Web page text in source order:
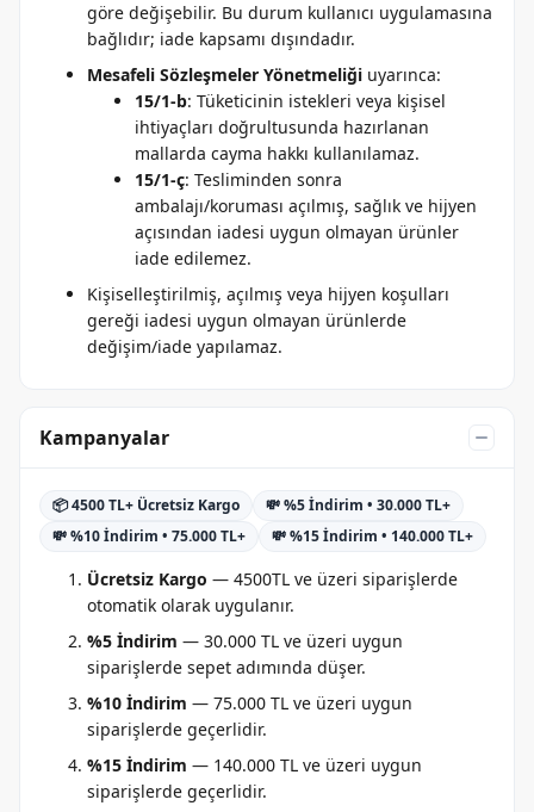
göre değişebilir. Bu durum kullanıcı uygulamasına
bağlıdır; iade kapsamı dışındadır.
Mesafeli Sözleşmeler Yönetmeliği uyarınca:
15/1-b: Tüketicinin istekleri veya kişisel
ihtiyaçları doğrultusunda hazırlanan
mallarda cayma hakkı kullanılamaz.
15/1-ç: Tesliminden sonra
ambalajı/koruması açılmış, sağlık ve hijyen
açısından iadesi uygun olmayan ürünler
iade edilemez.
Kişiselleştirilmiş, açılmış veya hijyen koşulları
gereği iadesi uygun olmayan ürünlerde
değişim/iade yapılamaz.
Kampanyalar
📦 4500 TL+ Ücretsiz Kargo
💸 %5 İndirim • 30.000 TL+
💸 %10 İndirim • 75.000 TL+
💸 %15 İndirim • 140.000 TL+
Ücretsiz Kargo — 4500TL ve üzeri siparişlerde
otomatik olarak uygulanır.
%5 İndirim — 30.000 TL ve üzeri uygun
siparişlerde sepet adımında düşer.
%10 İndirim — 75.000 TL ve üzeri uygun
siparişlerde geçerlidir.
%15 İndirim — 140.000 TL ve üzeri uygun
siparişlerde geçerlidir.